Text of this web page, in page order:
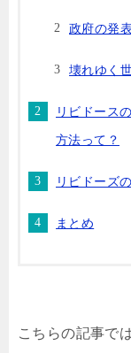
政府の発
壊れゆく
リビドース
方法って？
リビドーズ
まとめ
こちらの記事で